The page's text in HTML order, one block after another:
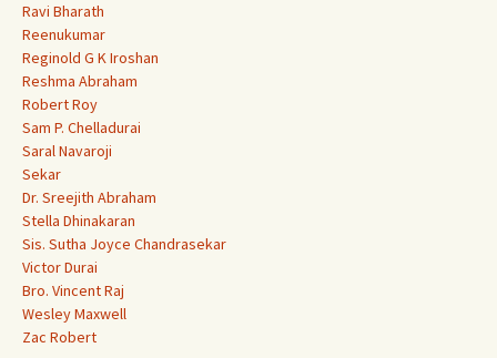
Ravi Bharath
Reenukumar
Reginold G K Iroshan
Reshma Abraham
Robert Roy
Sam P. Chelladurai
Saral Navaroji
Sekar
Dr. Sreejith Abraham
Stella Dhinakaran
Sis. Sutha Joyce Chandrasekar
Victor Durai
Bro. Vincent Raj
Wesley Maxwell
Zac Robert